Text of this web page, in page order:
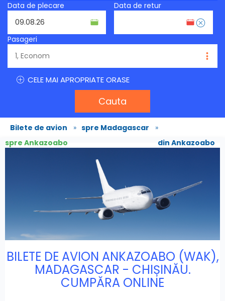
Data de plecare
Data de retur
Pasageri
CELE MAI APROPRIATE ORASE
Cauta
Bilete de avion » spre Madagascar »
spre Ankazoabo
din Ankazoabo
BILETE DE AVION ANKAZOABO (WAK),
MADAGASCAR - CHIȘINĂU.
CUMPĂRA ONLINE